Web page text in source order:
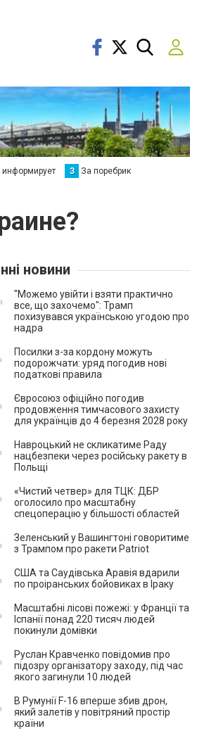
информирует З За поребрик
новини
"Можемо увійти і взяти практично
все, що захочемо": Трамп
похизувався українською угодою про
надра
Посилки з-за кордону можуть
подорожчати: уряд погодив нові
податкові правила
Євросоюз офіційно погодив
продовження тимчасового захисту
для українців до 4 березня 2028 року
Навроцький не скликатиме Раду
нацбезпеки через російську ракету в
Польщі
«Чистий четвер» для ТЦК: ДБР
оголосило про масштабну
спецоперацію у більшості областей
Зеленський у Вашингтоні говоритиме
з Трампом про ракети Patriot
США та Саудівська Аравія вдарили
по проіранських бойовиках в Іраку
Масштабні лісові пожежі: у Франції та
Іспанії понад 220 тисяч людей
покинули домівки
Руслан Кравченко повідомив про
підозру організатору заходу, під час
якого загинули 10 людей
В Румунії F-16 вперше збив дрон,
який залетів у повітряний простір
країни